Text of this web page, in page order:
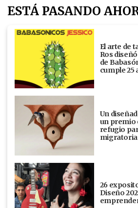
ESTÁ PASANDO
El arte de
Ros
de
cumple 25
Un
un premio
refugio
26
Diseño